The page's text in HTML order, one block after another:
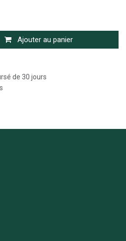
Ajouter au panier
de 30 jours